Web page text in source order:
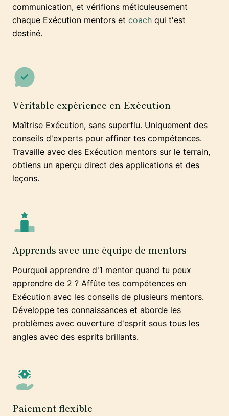
communication, et vérifions méticuleusement
chaque Exécution mentors et coach qui t'est
destiné.
Véritable expérience en Exécution
Maîtrise Exécution, sans superflu. Uniquement des
conseils d'experts pour affiner tes compétences.
Travaille avec des Exécution mentors sur le terrain,
obtiens un aperçu direct des applications et des
leçons.
Apprends avec une équipe de mentors
Pourquoi apprendre d'1 mentor quand tu peux
apprendre de 2 ? Affûte tes compétences en
Exécution avec les conseils de plusieurs mentors.
Développe tes connaissances et aborde les
problèmes avec ouverture d'esprit sous tous les
angles avec des esprits brillants.
Paiement flexible